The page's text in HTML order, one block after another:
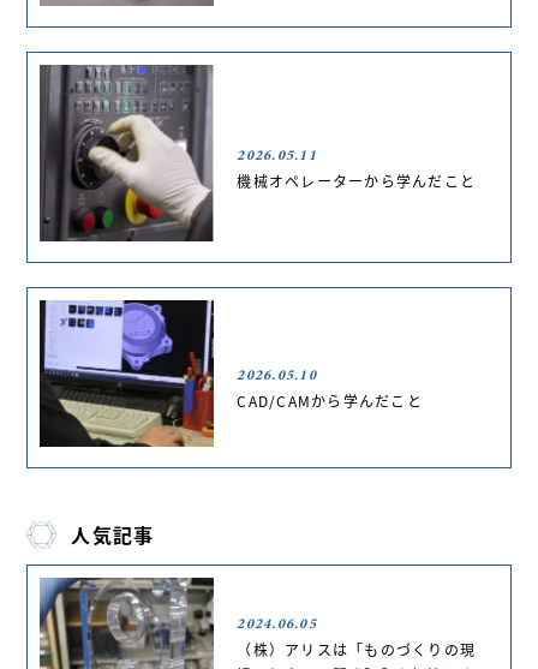
2026.05.11
機械オペレーターから学んだこと
2026.05.10
CAD/CAMから学んだこと
人気記事
2024.06.05
（株）アリスは「ものづくりの現